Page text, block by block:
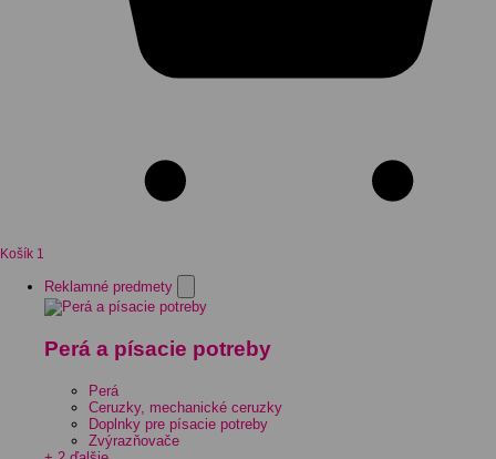
Košík 1
Reklamné predmety
Perá a písacie potreby
Perá
Ceruzky, mechanické ceruzky
Doplnky pre písacie potreby
Zvýrazňovače